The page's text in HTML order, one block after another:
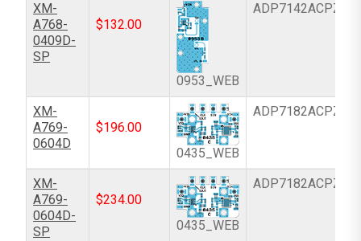
XM-
A768-
0409D-
SP
$132.00
0953_WEB
ADP7142ACPZN-
XM-
A769-
0604D
$196.00
0435_WEB
ADP7182ACPZ-R7
XM-
A769-
0604D-
SP
$234.00
0435_WEB
ADP7182ACPZ-R7